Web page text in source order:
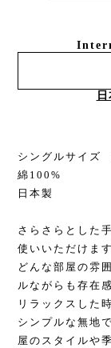
シングルサイズ
綿100%
日本製
さらさらとした
使いいただけます
どんな部屋の雰
ルながらも存在
リラックスした
シンプルな無地
屋のスタイルや